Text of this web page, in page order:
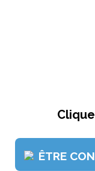
ÊTRE